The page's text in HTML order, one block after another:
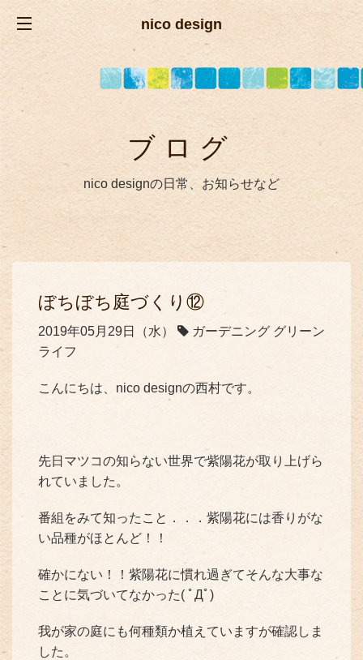
nico design
ブログ
nico designの日常、お知らせなど
ぼちぼち庭づくり⑫
2019年05月29日（水）
ガーデニング グリーン
ライフ
こんにちは、nico designの西村です。
先日マツコの知らない世界で紫陽花が取り上げら
れていました。
番組をみて知ったこと．．．紫陽花には香りがな
い品種がほとんど！！
確かにない！！紫陽花に慣れ過ぎてそんな大事な
ことに気づいてなかった( ﾟДﾟ)
我が家の庭にも何種類か植えていますが確認しま
した。